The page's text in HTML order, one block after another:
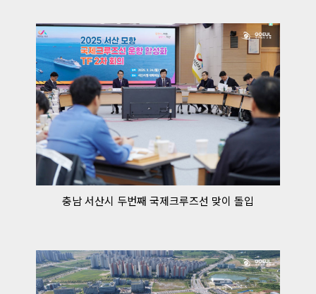
충남 서산시 두번째 국제크루즈선 맞이 돌입